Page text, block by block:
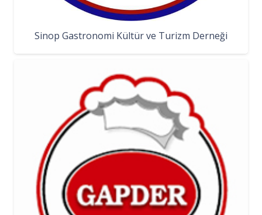
Sinop Gastronomi Kültür ve Turizm Derneği